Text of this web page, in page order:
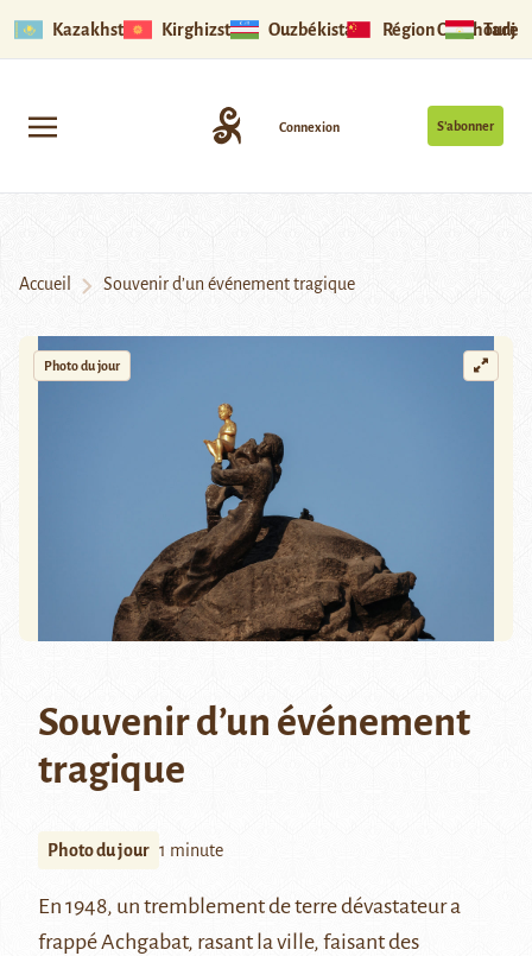
Kazakhstan Kirghizstan Ouzbékistan Région Ouïghoure
S’abonner
Connexion
Accueil Souvenir d’un événement tragique
Photo du jour
Souvenir d’un événement
tragique
Photo du jour 1 minute
En 1948, un tremblement de terre dévastateur a
frappé Achgabat, rasant la ville, faisant des